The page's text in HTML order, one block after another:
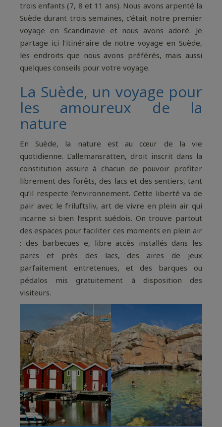
trois enfants (7, 8 et 11 ans). Nous avons arpenté la
Suède durant trois semaines, c’était notre premier
voyage en Scandinavie et nous avons adoré. Je
partage ici l’itinéraire de notre voyage en Suède,
les endroits que nous avons préférés, mais aussi
quelques conseils pour votre voyage.
La Suède, un voyage pour
les amoureux de la
nature
En Suède, la nature est au cœur de la vie
quotidienne. L’allemansrätten, droit inscrit dans la
constitution assure à chacun de pouvoir profiter
librement des forêts, des lacs et des sentiers, tant
qu’il respecte l’environnement. Cette liberté va de
pair avec le friluftsliv, art de vivre en plein air qui
incarne si bien l’esprit suédois. On trouve partout
des espaces pour faciliter ces moments en plein air
: des barbecues e, libre accès installés dans les
parcs et près des lacs, des aires de jeux
parfaitement entretenues, et des barques ou
pédalos mis gratuitement à disposition des
visiteurs.